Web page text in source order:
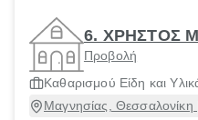
6. ΧΡΗΣΤΟΣ
Προβολή
Καθαρισμού Είδη και
Μαγνησίας,